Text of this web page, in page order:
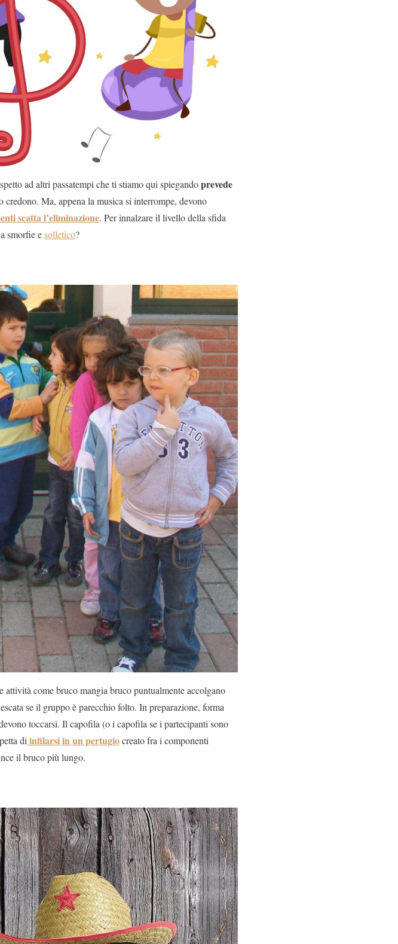
ad altri passatempi che ti stiamo qui spiegandoprevede
Ma, appena la musica si interrompe, devono
scatta l’eliminazione. Per innalzare il livello della sfida
smorfie esolletico?
attività come bruco mangia bruco puntualmente accolgano
se il gruppo è parecchio folto. In preparazione, forma
toccarsi. Il capofila (o i capofila se i partecipanti sono
diinfilarsi in un pertugiocreato fra i componenti
il bruco più lungo.